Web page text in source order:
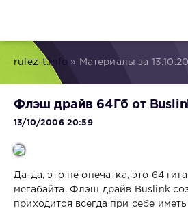
rulez-t.info » Материалы за
Флэш драйв 64Гб от
13/10/2006 20:59
Да-да, это не опечатка, это 64
мегабайта. Флэш драйв Buslink
приходится всегда при себе